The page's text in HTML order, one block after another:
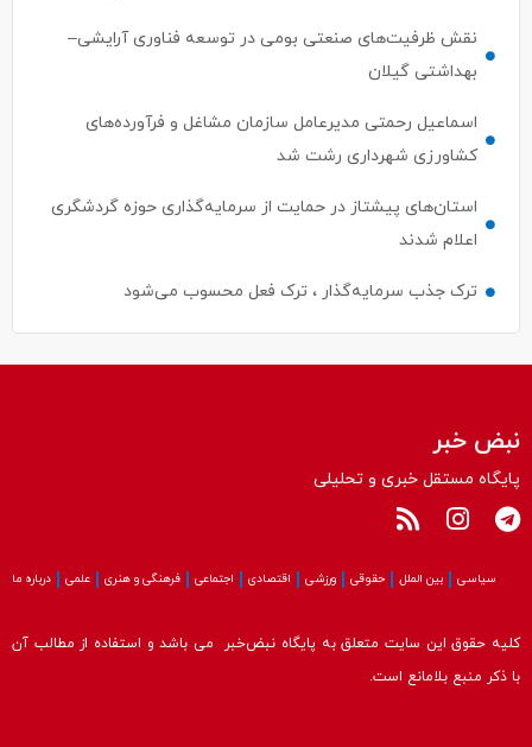
نقش ظرفیت‌های صنعتی بومی در توسعه فناوری آرایشی–
بهداشتی گیلان
اسماعیل رحمتی مدیرعامل سازمان مشاغل و فرآورده‌های
کشاورزی شهرداری رشت شد
استان‌های پیشتاز در حمایت از سرمایه‌گذاری حوزه گردشگری
اعلام شدند
ترک جذب سرمایه‌گذار ، ترک فعل محسوب می‌شود
نبض خبر
پایگاه مستقل خبری و تحلیلی
سیاسی بین الملل حقوقی ورزشی اقتصادی اجتماعی فرهنگی و هنری علمی درباره ما
کلیه حقوق این سایت متعلق به پایگاه نبض‌خبر می باشد و استفاده از مطالب آن
با ذکر منبع بلامانع است.